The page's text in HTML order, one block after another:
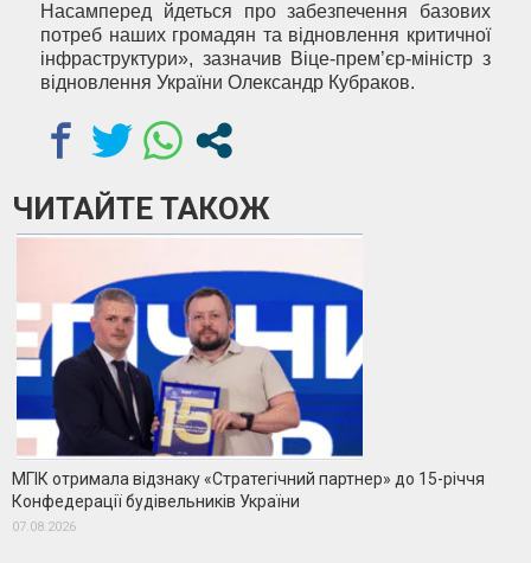
Насамперед йдеться про забезпечення базових
потреб наших громадян та відновлення критичної
інфраструктури», зазначив Віце-прем’єр-міністр з
відновлення України Олександр Кубраков.
ЧИТАЙТЕ ТАКОЖ
МГІК отримала відзнаку «Стратегічний партнер» до 15-річчя
Конфедерації будівельників України
07.08.2026